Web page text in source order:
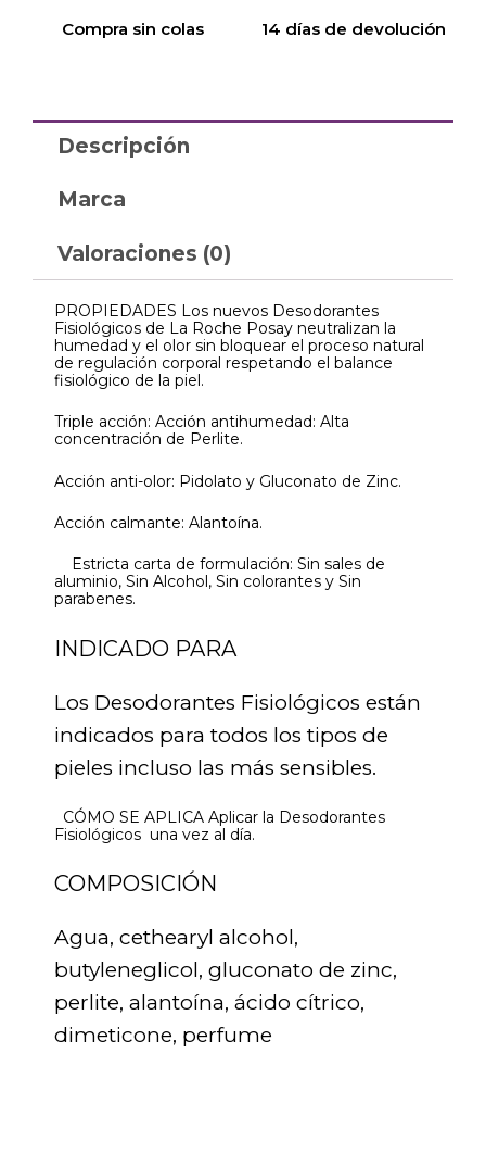
Compra sin colas 14 días de devolución
Descripción
Marca
Valoraciones (0)
PROPIEDADES Los nuevos Desodorantes
Fisiológicos de La Roche Posay neutralizan la
humedad y el olor sin bloquear el proceso natural
de regulación corporal respetando el balance
fisiológico de la piel.
Triple acción: Acción antihumedad: Alta
concentración de Perlite.
Acción anti-olor: Pidolato y Gluconato de Zinc.
Acción calmante: Alantoína.
Estricta carta de formulación: Sin sales de
aluminio, Sin Alcohol, Sin colorantes y Sin
parabenes.
INDICADO PARA
Los Desodorantes Fisiológicos están
indicados para todos los tipos de
pieles incluso las más sensibles.
CÓMO SE APLICA Aplicar la Desodorantes
Fisiológicos una vez al día.
COMPOSICIÓN
Agua, cethearyl alcohol,
butyleneglicol, gluconato de zinc,
perlite, alantoína, ácido cítrico,
dimeticone, perfume